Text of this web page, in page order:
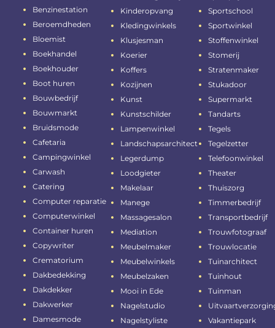
Benzinestation
Beroemdheden
Bloemist
Boekhandel
Boekhouder
Boot huren
Bouwbedrijf
Bouwmarkt
Bruidsmode
Cafetaria
Campingwinkel
Carwash
Catering
Computer reparatie
Computerwinkel
Container huren
Copywriter
Crematorium
Dakbedekking
Dakdekker
Dakwerker
Damesmode
Kinderopvang
Kledingwinkels
Klusjesman
Koerier
Koffers
Kozijnen
Kunst
Kunstschilder
Lampenwinkel
Landschapsarchitect
Legerdump
Loodgieter
Makelaar
Manege
Massagesalon
Mediation
Meubelmaker
Meubelwinkels
Meubelzaken
Mooi in Ede
Nagelstudio
Nagelstyliste
Sportschool
Sportwinkel
Stoffenwinkel
Stomerij
Stratenmaker
Stukadoor
Supermarkt
Tandarts
Tegels
Tegelzetter
Telefoonwinkel
Theater
Thuiszorg
Timmerbedrijf
Transportbedrijf
Trouwfotograaf
Trouwlocatie
Tuinarchitect
Tuinhout
Tuinman
Vakantiepark